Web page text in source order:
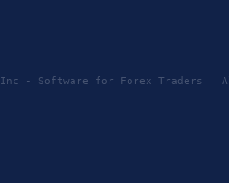
Inc - Software for Forex